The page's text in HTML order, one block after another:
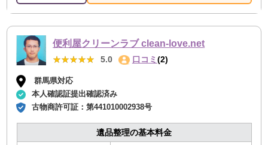
便利屋クリーンラブ clean-love.net
★★★★★
★★★★★ 5.0 口コミ (2)
群馬県対応
本人確認証提出確認済み
古物商許可証：第441010002938号
遺品整理の基本料金